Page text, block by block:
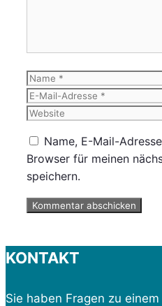
Name
Name, E-Mail-
Browser für meinen
speichern.
KONTAKT
Sie haben Fragen zu